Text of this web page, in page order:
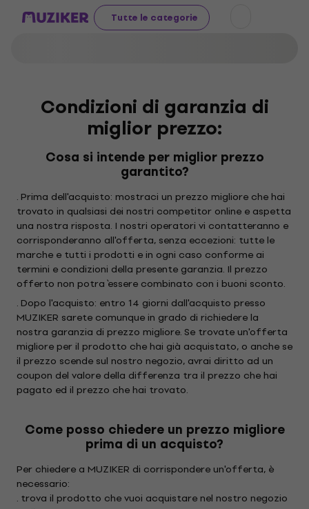
Tutte le categorie
Condizioni di garanzia di
miglior prezzo:
Cosa si intende per miglior prezzo
garantito?
. Prima dell'acquisto: mostraci un prezzo migliore che hai
trovato in qualsiasi dei nostri competitor online e aspetta
una nostra risposta. I nostri operatori vi contatteranno e
corrisponderanno all'offerta, senza eccezioni: tutte le
marche e tutti i prodotti e in ogni caso conforme ai
termini e condizioni della presente garanzia. Il prezzo
offerto non potra` essere combinato con i buoni sconto.
. Dopo l'acquisto: entro 14 giorni dall'acquisto presso
MUZIKER sarete comunque in grado di richiedere la
nostra garanzia di prezzo migliore. Se trovate un'offerta
migliore per il prodotto che hai già acquistato, o anche se
il prezzo scende sul nostro negozio, avrai diritto ad un
coupon del valore della differenza tra il prezzo che hai
pagato ed il prezzo che hai trovato.
Come posso chiedere un prezzo migliore
prima di un acquisto?
Per chiedere a MUZIKER di corrispondere un'offerta, è
necessario:
. trova il prodotto che vuoi acquistare nel nostro negozio